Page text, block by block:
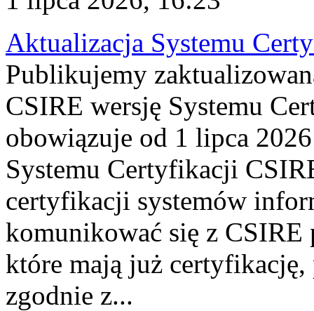
Aktualizacja Systemu
Publikujemy
CSIRE wersję Systemu
obowiązuje od 1 lipca
Systemu Certyfikacji
certyfikacji systemów
komunikować się z
które mają już
zgodnie z...